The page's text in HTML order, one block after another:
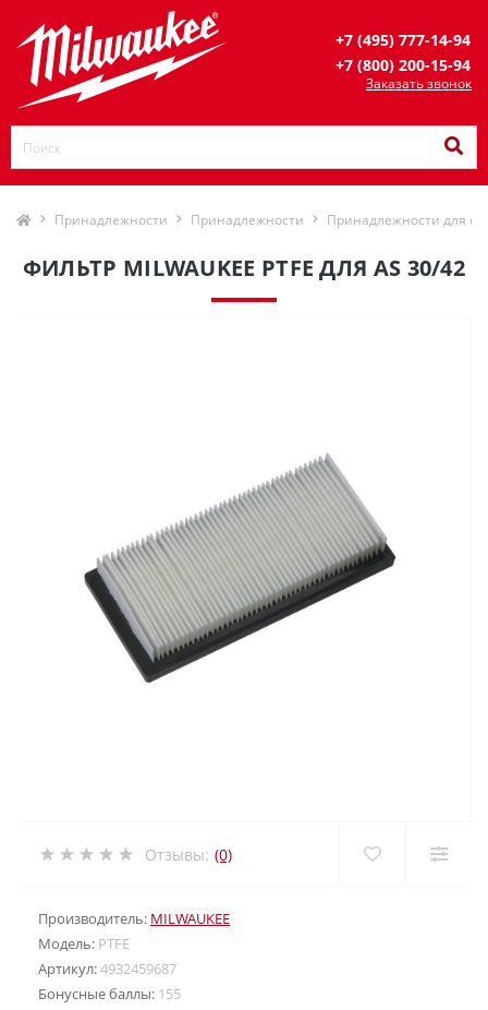
+7 (495) 777-14-94
+7 (800) 200-15-94
Заказать звонок
Принадлежности Принадлежности Принадлежности для
ФИЛЬТР MILWAUKEE PTFE ДЛЯ AS 30/42
Отзывы: (0)
Производитель: MILWAUKEE
Модель: PTFE
Артикул:4932459687
Бонусные баллы: 155